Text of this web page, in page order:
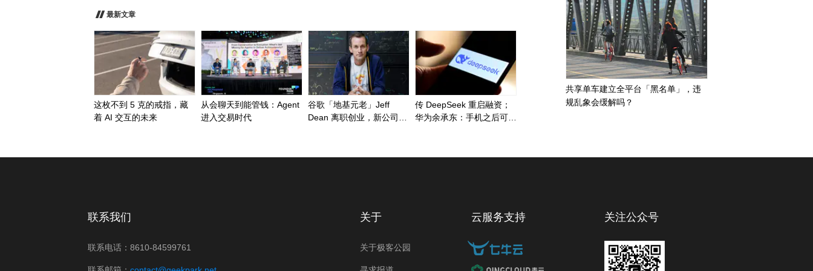
最新文章
这枚不到 5 克的戒指，藏
着 AI 交互的未来
从会聊天到能管钱：Agent
进入交易时代
谷歌「地基元老」Jeff
Dean 离职创业，新公司瞄
传 DeepSeek 重启融资；
华为余承东：手机之后可能
「删库跑路」获刑
共享单车建立全平台「黑名单」，违
规乱象会缓解吗？
联系我们
联系电话：8610-84599761
关于
关于极客公园
云服务支持 关注公众号